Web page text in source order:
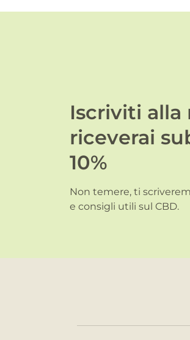
Iscriviti alla
riceverai
10%
Non temere, ti
e consigli utili sul CBD.